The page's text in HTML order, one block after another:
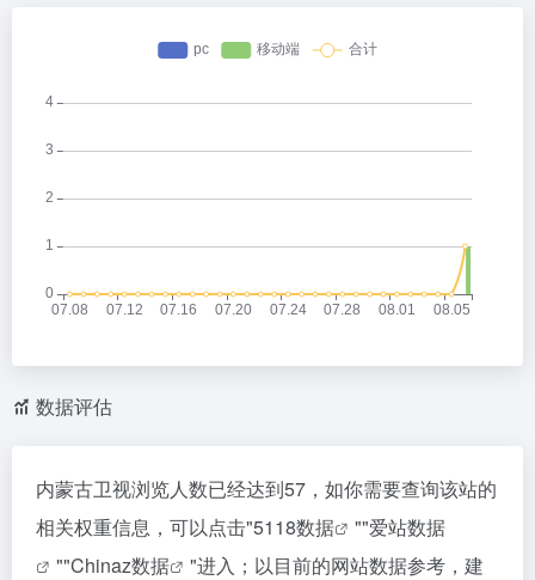
数据评估
内蒙古卫视浏览人数已经达到57，如你需要查询该站的
相关权重信息，可以点击"5118数据 ""爱站数据
""Chinaz数据
"进入；以目前的网站数据参考，建